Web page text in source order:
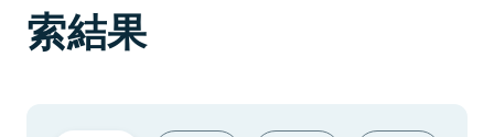
索結果